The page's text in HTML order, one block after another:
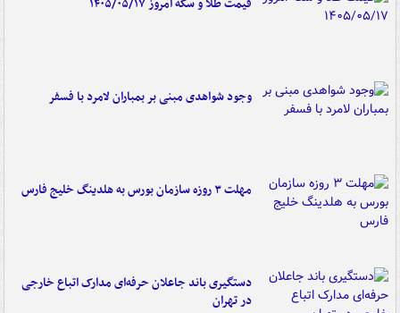
قیمت طلا و سکه امروز ۱۴۰۵/۰۵/۱۷
وجود شواهدی مبنی بر بمباران لامرد با فسفر
مهلت ۳ روزه سازمان بورس به هلدینگ خلیج فارس
دستگیری باند جاعلان حرفه‌ای مدارک اتباع خارجی
در تهران